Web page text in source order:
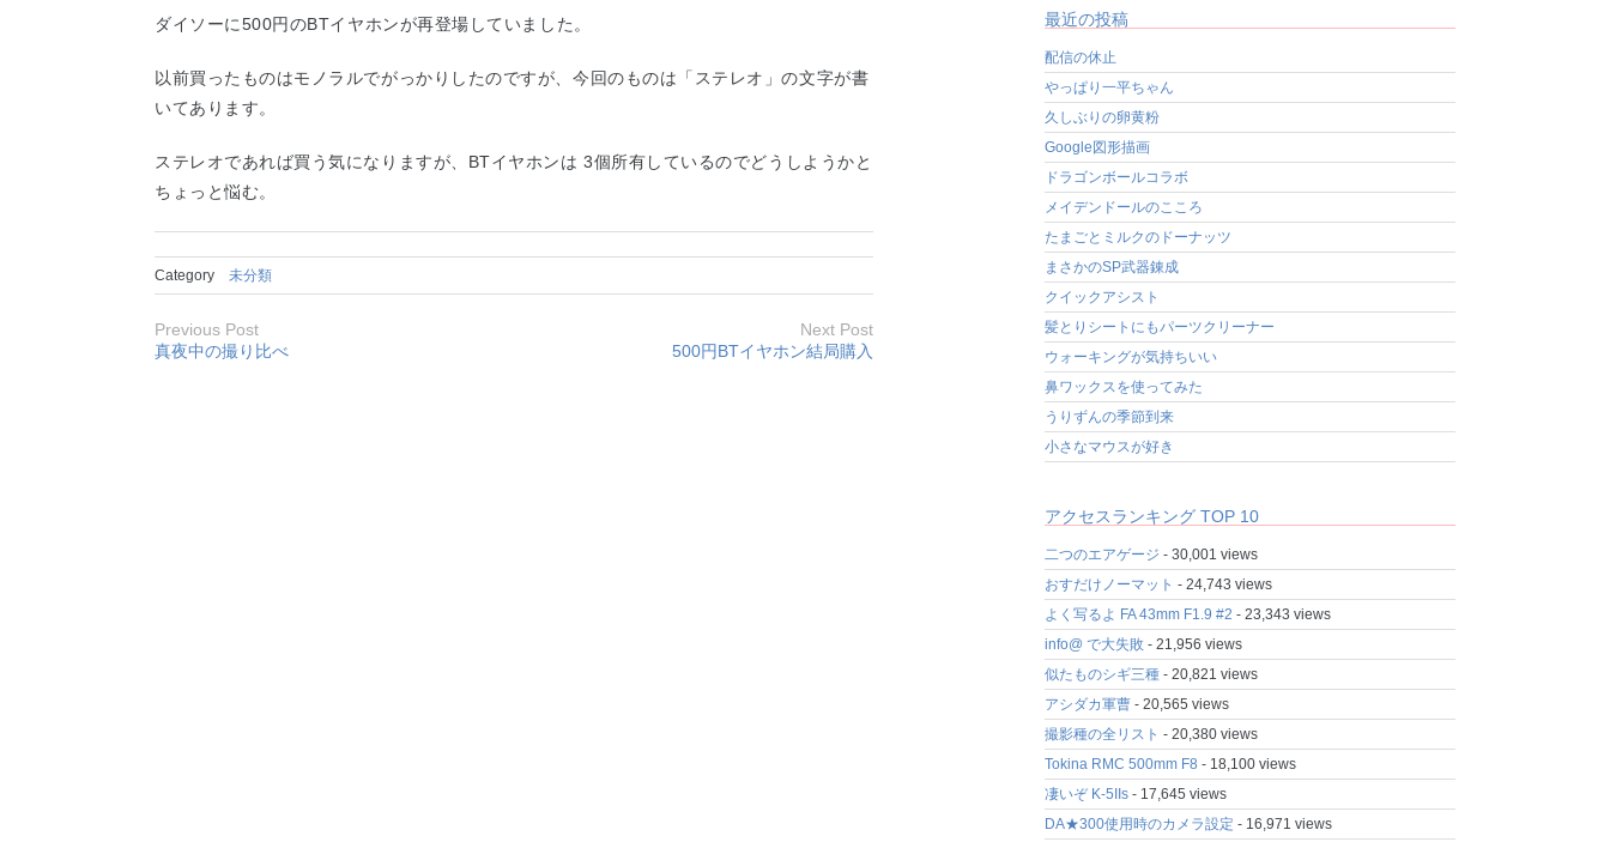
ダイソーに500円のBTイヤホンが再登場していました。
以前買ったものはモノラルでがっかりしたのですが、今回のものは「ステレオ」の文字が書
いてあります。
ステレオであれば買う気になりますが、BTイヤホンは 3個所有しているのでどうしようかと
ちょっと悩む。
Category 未分類
Previous Post
真夜中の撮り比べ
Next Post
500円BTイヤホン結局購入
最近の投稿
配信の休止
やっぱり一平ちゃん
久しぶりの卵黄粉
Google図形描画
ドラゴンボールコラボ
メイデンドールのこころ
たまごとミルクのドーナッツ
まさかのSP武器錬成
クイックアシスト
髪とりシートにもパーツクリーナー
ウォーキングが気持ちいい
鼻ワックスを使ってみた
うりずんの季節到来
小さなマウスが好き
アクセスランキング TOP 10
二つのエアゲージ - 30,001 views
おすだけノーマット - 24,743 views
よく写るよ FA 43mm F1.9 #2 - 23,343 views
info@ で大失敗- 21,956 views
似たものシギ三種- 20,821 views
アシダカ軍曹- 20,565 views
撮影種の全リスト - 20,380 views
Tokina RMC 500mm F8 - 18,100 views
凄いぞ K-5IIs- 17,645 views
DA★300使用時のカメラ設定 - 16,971 views